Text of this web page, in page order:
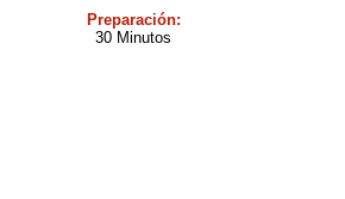
Preparación:
30 Minutos